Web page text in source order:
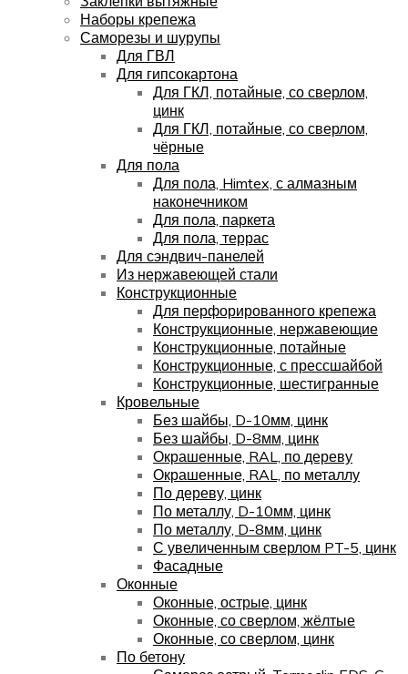
Наборы крепежа
Саморезы и шурупы
Для ГВЛ
Для гипсокартона
Для ГКЛ, потайные, со сверлом,
цинк
Для ГКЛ, потайные, со сверлом,
чёрные
Для пола
Для пола, Himtex, с алмазным
наконечником
Для пола, паркета
Для пола, террас
Для сэндвич-панелей
Из нержавеющей стали
Конструкционные
Для перфорированного крепежа
Конструкционные, нержавеющие
Конструкционные, потайные
Конструкционные, с прессшайбой
Конструкционные, шестигранные
Кровельные
Без шайбы, D-10мм, цинк
Без шайбы, D-8мм, цинк
Окрашенные, RAL, по дереву
Окрашенные, RAL, по металлу
По дереву, цинк
По металлу, D-10мм, цинк
По металлу, D-8мм, цинк
С увеличенным сверлом PT-5, цинк
Фасадные
Оконные
Оконные, острые, цинк
Оконные, со сверлом, жёлтые
Оконные, со сверлом, цинк
По бетону